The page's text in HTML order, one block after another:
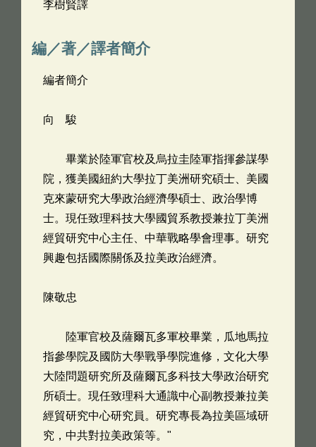
李樹賢譯
編／著／譯者簡介
編者簡介
向 駿
畢業於陸軍官校及烏拉圭陸軍指揮參謀學
院，獲美國紐約大學拉丁美洲研究碩士、美國
克來蒙研究大學政治經濟學碩士、政治學博
士。現任致理科技大學國貿系教授兼拉丁美洲
經貿研究中心主任、中華戰略學會理事。研究
興趣包括國際關係及拉美政治經濟。
陳敬忠
陸軍官校及薩爾瓦多軍校畢業，瓜地馬拉
指參學院及國防大學戰爭學院進修，文化大學
大陸問題研究所及薩爾瓦多科技大學政治研究
所碩士。現任致理科大通識中心副教授兼拉美
經貿研究中心研究員。研究專長為拉美區域研
究，中共對拉美政策等。"